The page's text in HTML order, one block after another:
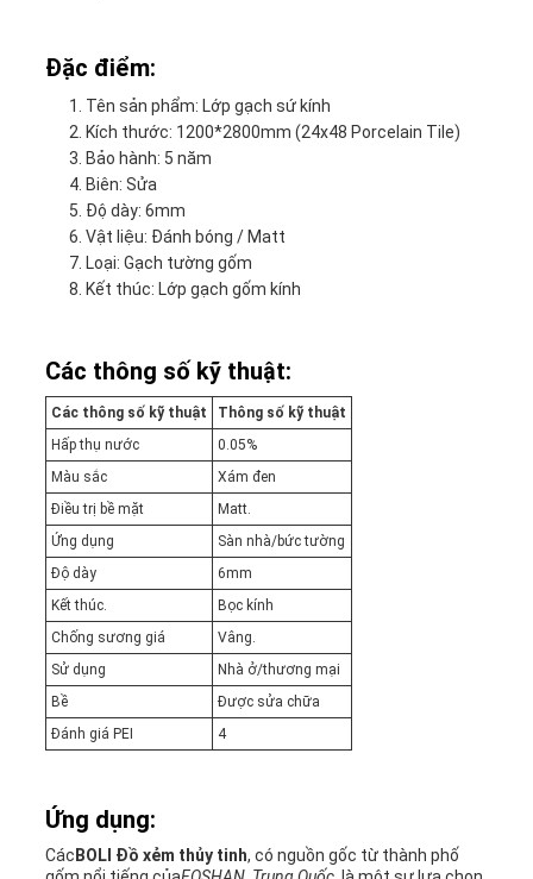
Đặc điểm:
Tên sản phẩm: Lớp gạch sứ kính
Kích thước: 1200*2800mm (24x48 Porcelain Tile)
Bảo hành: 5 năm
Biên: Sửa
Độ dày: 6mm
Vật liệu: Đánh bóng / Matt
Loại: Gạch tường gốm
Kết thúc: Lớp gạch gốm kính
Các thông số kỹ thuật:
Các thông số kỹ thuật
Thông số kỹ thuật
Hấp thụ nước
0.05%
Màu sắc
Xám đen
Điều trị bề mặt
Matt.
Ứng dụng
Sàn nhà/bức tường
Độ dày
6mm
Kết thúc.
Bọc kính
Chống sương giá
Vâng.
Sử dụng
Nhà ở/thương mại
Bề
Được sửa chữa
Đánh giá PEI
4
Ứng dụng:
Các BOLI Đồ xẻm thủy tinh, có nguồn gốc từ thành phố